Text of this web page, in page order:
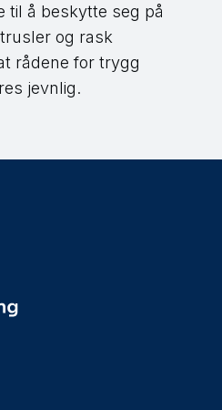
til å beskytte seg på
og rask
rådene for trygg
jevnlig.